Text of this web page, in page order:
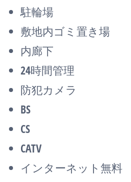
駐輪場
敷地内ゴミ置き場
内廊下
24時間管理
防犯カメラ
BS
CS
CATV
インターネット無料